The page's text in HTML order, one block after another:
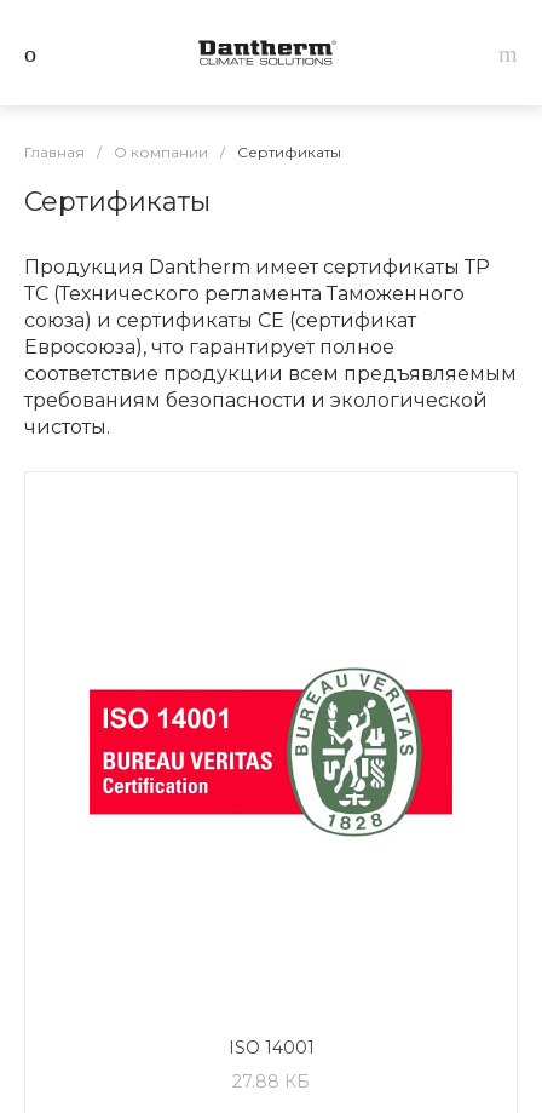
Главная / О компании / Сертификаты
Сертификаты
Продукция Dantherm имеет сертификаты ТР
ТС (Технического регламента Таможенного
союза) и сертификаты СЕ (сертификат
Евросоюза), что гарантирует полное
соответствие продукции всем предъявляемым
требованиям безопасности и экологической
чистоты.
ISO 14001
27.88 КБ